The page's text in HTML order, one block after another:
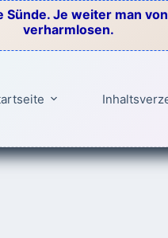
Je weiter man
verharmlosen.